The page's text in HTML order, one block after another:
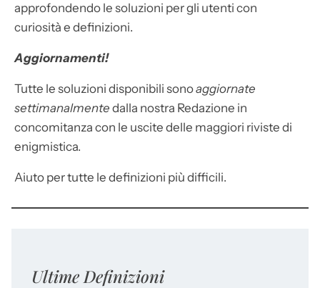
approfondendo le soluzioni per gli utenti con
curiosità e definizioni.
Aggiornamenti!
Tutte le soluzioni disponibili sonoaggiornate
settimanalmente dalla nostra Redazione in
concomitanza con le uscite delle maggiori riviste di
enigmistica.
Aiuto per tutte le definizioni più difficili.
Ultime Definizioni